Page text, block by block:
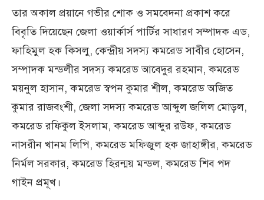
তার অকাল প্রয়ানে গভীর শোক ও সমবেদনা প্রকাশ করে
বিবৃতি দিয়েছেন জেলা ওয়ার্কার্স পার্টির সাধারণ সম্পাদক এড,
ফাহিমুল হক কিসলু, কেন্দ্রীয় সদস্য কমরেড সাবীর হোসেন,
সম্পাদক মন্ডলীর সদস্য কমরেড আবেদুর রহমান, কমরেড
ময়নুল হাসান, কমরেড স্বপন কুমার শীল, কমরেড অজিত
কুমার রাজবংশী, জেলা সদস্য কমরেড আব্দুল জলিল মোড়ল,
কমরেড রফিকুল ইসলাম, কমরেড আব্দুর রউফ, কমরেড
নাসরীন খানম লিপি, কমরেড মফিজুল হক জাহাঙ্গীর, কমরেড
নির্মল সরকার, কমরেড হিরন্ময় মন্ডল, কমরেড শিব পদ
গাইন প্রমূখ।